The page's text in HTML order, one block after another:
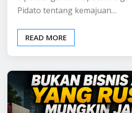
Setiap bulan Agustus, merah
setiap sudut negeri. Lagu-lagu
diperdengarkan. Upacara
Pidato tentang kemajuan…
READ MORE